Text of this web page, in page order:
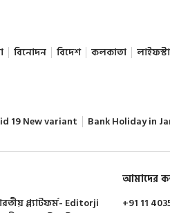
বিনোদন বিদেশ কলকাতা
19 New variant Bank Holiday in
প্ল্যাটফর্ম- Editorji
আমাদের
+91 11